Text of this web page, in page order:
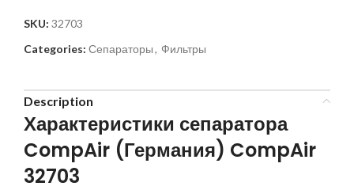
SKU: 32703
Categories: Сепараторы, Фильтры
Description
Характеристики сепаратора
CompAir (Германия) CompAir
32703